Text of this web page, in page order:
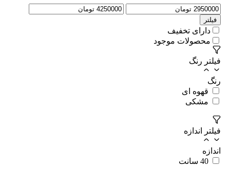
فیلتر
دارای تخفیف
محصولات موجود
فیلتر رنگ
رنگ
قهوه ای
مشکی
فیلتر اندازه
اندازه